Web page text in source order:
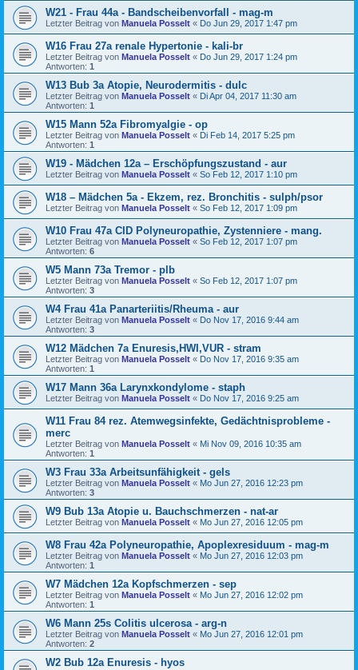
W21 - Frau 44a - Bandscheibenvorfall - mag-m
Letzter Beitrag von Manuela Posselt « Do Jun 29, 2017 1:47 pm
W16 Frau 27a renale Hypertonie - kali-br
Letzter Beitrag von Manuela Posselt « Do Jun 29, 2017 1:24 pm
Antworten: 1
W13 Bub 3a Atopie, Neurodermitis - dulc
Letzter Beitrag von Manuela Posselt « Di Apr 04, 2017 11:30 am
Antworten: 1
W15 Mann 52a Fibromyalgie - op
Letzter Beitrag von Manuela Posselt « Di Feb 14, 2017 5:25 pm
Antworten: 1
W19 - Mädchen 12a – Erschöpfungszustand - aur
Letzter Beitrag von Manuela Posselt « So Feb 12, 2017 1:10 pm
W18 – Mädchen 5a - Ekzem, rez. Bronchitis - sulph/psor
Letzter Beitrag von Manuela Posselt « So Feb 12, 2017 1:09 pm
W10 Frau 47a CID Polyneuropathie, Zystenniere - mang.
Letzter Beitrag von Manuela Posselt « So Feb 12, 2017 1:07 pm
Antworten: 6
W5 Mann 73a Tremor - plb
Letzter Beitrag von Manuela Posselt « So Feb 12, 2017 1:07 pm
Antworten: 3
W4 Frau 41a Panarteriitis/Rheuma - aur
Letzter Beitrag von Manuela Posselt « Do Nov 17, 2016 9:44 am
Antworten: 3
W12 Mädchen 7a Enuresis,HWI,VUR - stram
Letzter Beitrag von Manuela Posselt « Do Nov 17, 2016 9:35 am
Antworten: 1
W17 Mann 36a Larynxkondylome - staph
Letzter Beitrag von Manuela Posselt « Do Nov 17, 2016 9:25 am
W11 Frau 84 rez. Atemwegsinfekte, Gedächtnisprobleme -
merc
Letzter Beitrag von Manuela Posselt « Mi Nov 09, 2016 10:35 am
Antworten: 1
W3 Frau 33a Arbeitsunfähigkeit - gels
Letzter Beitrag von Manuela Posselt « Mo Jun 27, 2016 12:23 pm
Antworten: 3
W9 Bub 13a Atopie u. Bauchschmerzen - nat-ar
Letzter Beitrag von Manuela Posselt « Mo Jun 27, 2016 12:05 pm
W8 Frau 42a Polyneuropathie, Apoplexresiduum - mag-m
Letzter Beitrag von Manuela Posselt « Mo Jun 27, 2016 12:03 pm
Antworten: 1
W7 Mädchen 12a Kopfschmerzen - sep
Letzter Beitrag von Manuela Posselt « Mo Jun 27, 2016 12:02 pm
Antworten: 1
W6 Mann 25s Colitis ulcerosa - arg-n
Letzter Beitrag von Manuela Posselt « Mo Jun 27, 2016 12:01 pm
Antworten: 2
W2 Bub 12a Enuresis - hyos